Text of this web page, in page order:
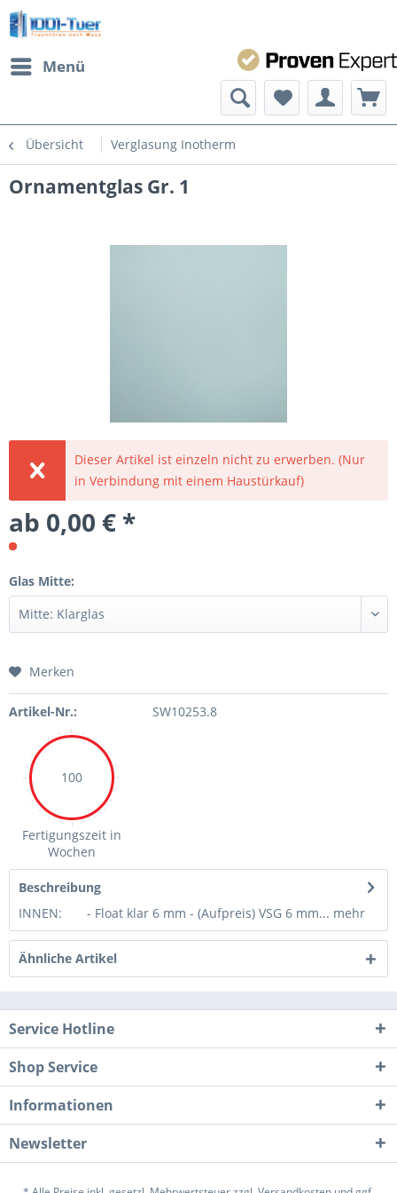
Menü
Übersicht Verglasung Inotherm
Ornamentglas Gr. 1
Dieser Artikel ist einzeln nicht zu erwerben. (Nur
in Verbindung mit einem Haustürkauf)
ab 0,00 € *
Glas Mitte:
Merken
Artikel-Nr.: SW10253.8
100
Fertigungszeit in
Wochen
Beschreibung
INNEN: - Float klar 6 mm - (Aufpreis) VSG 6 mm... mehr
Ähnliche Artikel
Service Hotline
Shop Service
Informationen
Newsletter